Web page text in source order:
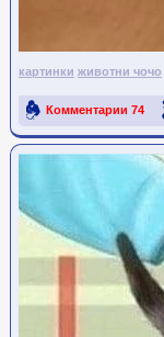
картинки животни чочо
Комментарии 74
Ссылка на пост